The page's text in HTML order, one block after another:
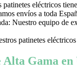
eléctricos
envíos a toda
Nuestro equipo de
patinetes
Alta Gama